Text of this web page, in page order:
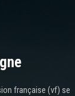
française (vf) se